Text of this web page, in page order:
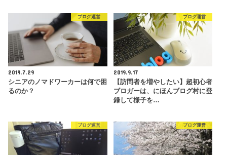
ブログ運営
2019.7.29
シニアのノマドワーカーは何で困
るのか？
ブログ運営
2019.9.17
【訪問者を増やしたい】超初心者
ブロガーは、にほんブログ村に登
録して様子を…
ブログ運営 ブログ運営